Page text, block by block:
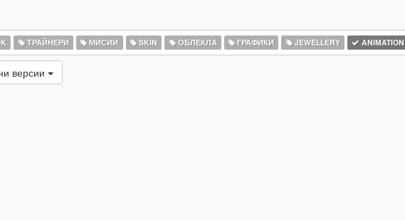
ТРАЙНЕРИ МИСИИ SKIN ОБЛЕКЛА ГРАФИКИ JEWELLERY ANIMATION
версии